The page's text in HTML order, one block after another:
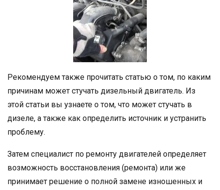
Рекомендуем также прочитать статью о том, по каким
причинам может стучать дизельный двигатель. Из
этой статьи вы узнаете о том, что может стучать в
дизеле, а также как определить источник и устранить
проблему.
Затем специалист по ремонту двигателей определяет
возможность восстановления (ремонта) или же
принимает решение о полной замене изношенных и